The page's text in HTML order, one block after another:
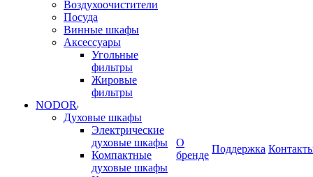
Воздухоочистители
Посуда
Винные шкафы
Аксессуары
Угольные
фильтры
Жировые
фильтры
NODOR
Духовые шкафы
Электрические
духовые шкафы
Компактные
духовые шкафы
О
бренде
Поддержка